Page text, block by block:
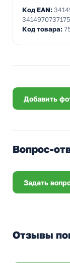
Код EAN:
Код товара:
Добавить
Вопрос-
Задать
Отзывы